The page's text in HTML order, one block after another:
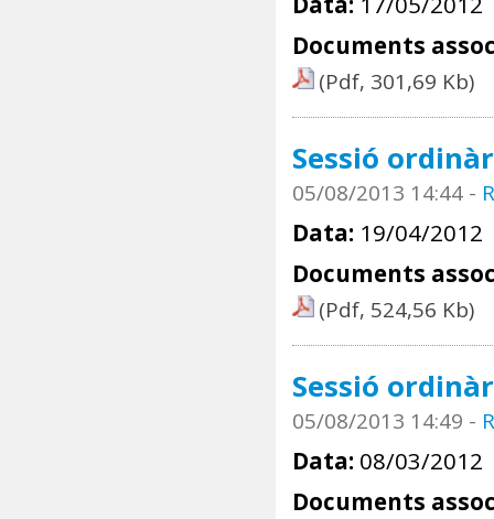
Documents
(Pdf, 301,69 Kb)
Sessió
05/08/2013 14:44 -
Data: 19/04/2012
Documents
(Pdf, 524,56 Kb)
Sessió
05/08/2013 14:49 -
Data: 08/03/2012
Documents